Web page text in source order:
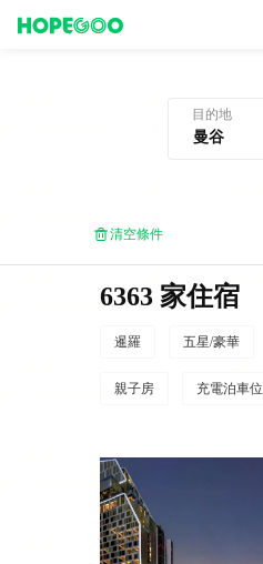
目的地
清空條件
6363 家住宿
暹羅 五星/豪華
親子房 充電泊車位